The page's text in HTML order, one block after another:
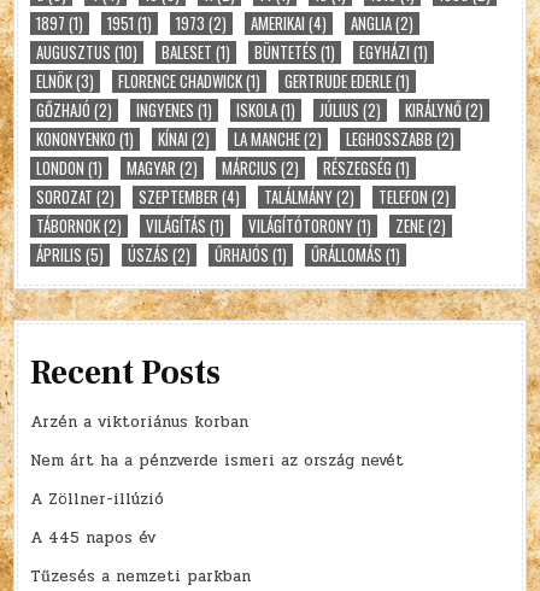
1897 (1) 1951 (1) 1973 (2) AMERIKAI (4) ANGLIA(2)
AUGUSZTUS (10) BALESET (1) BÜNTETÉS (1) EGYHÁZI (1)
ELNÖK(3) FLORENCE CHADWICK(1) GERTRUDE EDERLE(1)
GŐZHAJÓ (2) INGYENES (1) ISKOLA(1) JÚLIUS (2) KIRÁLYNŐ(2)
KONONYENKO (1) KÍNAI (2) LA MANCHE(2) LEGHOSSZABB (2)
LONDON (1) MAGYAR (2) MÁRCIUS (2) RÉSZEGSÉG (1)
SOROZAT (2) SZEPTEMBER (4) TALÁLMÁNY(2) TELEFON (2)
TÁBORNOK(2) VILÁGÍTÁS (1) VILÁGÍTÓTORONY(1) ZENE(2)
ÁPRILIS (5) ÚSZÁS (2) ŰRHAJÓS (1) ŰRÁLLOMÁS (1)
Recent Posts
Arzén a viktoriánus korban
Nem árt ha a pénzverde ismeri az ország nevét
A Zöllner-illúzió
A 445 napos év
Tűzesés a nemzeti parkban